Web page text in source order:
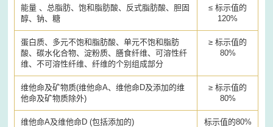
能量 、总脂肪、饱和脂肪酸、反式脂肪酸、胆固
醇、钠、糖
≤ 标示值的
120%
蛋白质、多元不饱和脂肪酸、单元不饱和脂肪
酸、碳水化合物、淀粉质、膳食纤维、可溶性纤
维、不可溶性纤维、纤维的个别组成部分
≥ 标示值的
80%
维他命及矿物质(维他命A、维他命D及添加的维
他命及矿物质除外)
≥ 标示值的
80%
维他命A及维他命D (包括添加的)
标示值的80%